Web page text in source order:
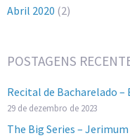
Abril 2020 (2)
POSTAGENS
Recital de Bacharelado –
29 de dezembro de 2023
The Big Series –